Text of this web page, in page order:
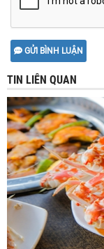
GỬI BÌNH LUẬN
TIN LIÊN QUAN